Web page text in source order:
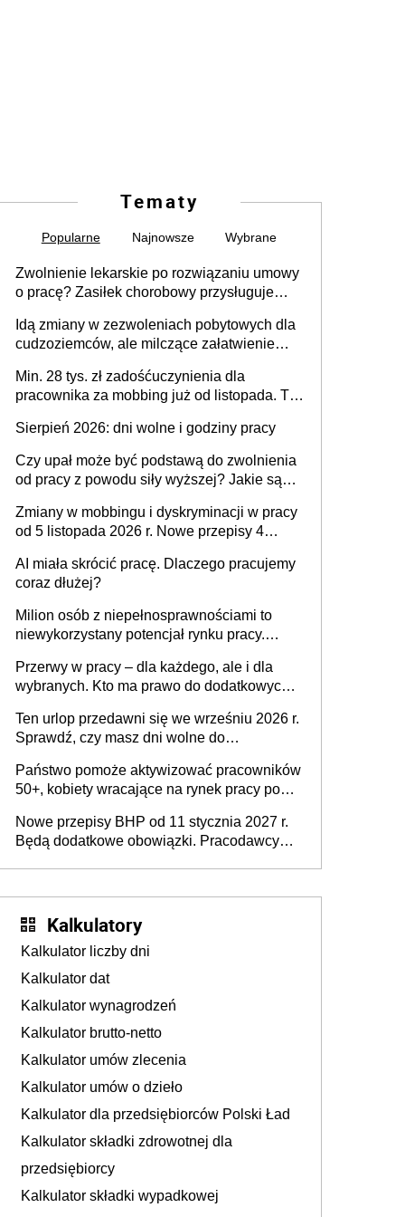
Tematy
Popularne Najnowsze Wybrane
Zwolnienie lekarskie po rozwiązaniu umowy
o pracę? Zasiłek chorobowy przysługuje
dni od ustania stosunku pracy
Idą zmiany w zezwoleniach pobytowych dla
cudzoziemców, ale milczące załatwienie
Min. 28 tys. zł zadośćuczynienia dla
pracownika za mobbing już od listopada. To
zespołu
Sierpień 2026: dni wolne i godziny pracy
Czy upał może być podstawą do zwolnienia
od pracy z powodu siły wyższej? Jakie są
Zmiany w mobbingu i dyskryminacji w pracy
od 5 listopada 2026 r. Nowe przepisy 4
Ustaw
AI miała skrócić pracę. Dlaczego pracujemy
coraz dłużej?
Milion osób z niepełnosprawnościami to
niewykorzystany potencjał rynku pracy.
dofinansowań czy refundacji, ale bariery po
stronie systemu i świadomości
pracodawców [WYWIAD]
Przerwy w pracy – dla każdego, ale i dla
wybranych. Kto ma prawo do dodatkowych
Ten urlop przedawni się we wrześniu 2026 r.
Sprawdź, czy masz dni wolne do
Państwo pomoże aktywizować pracowników
50+, kobiety wracające na rynek pracy po
osoby neuroatypowe. Powstanie Fundusz
na rzecz Inkluzywności w Zatrudnianiu?
Nowe przepisy BHP od 11 stycznia 2027 r.
Będą dodatkowe obowiązki. Pracodawcy
Kalkulatory
Kalkulator liczby dni
Kalkulator dat
Kalkulator wynagrodzeń
Kalkulator brutto-netto
Kalkulator umów zlecenia
Kalkulator umów o dzieło
Kalkulator dla przedsiębiorców Polski Ład
Kalkulator składki zdrowotnej dla
przedsiębiorcy
Kalkulator składki wypadkowej